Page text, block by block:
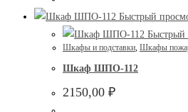
Быстрый
Быстрый
Шкафы и подставки Шкафы
Шкаф ШПО-112
2150,00 ₽